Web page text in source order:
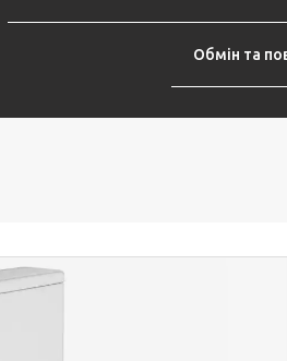
Обмін та